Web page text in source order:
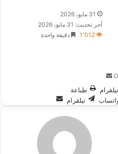
أرسل
بريدا
إلكترونيا
31 مايو، 2026
آخر تحديث: 31 مايو، 2026
1٬012
دقيقة واحدة
تيلقرام
طباعة
تيلقرام